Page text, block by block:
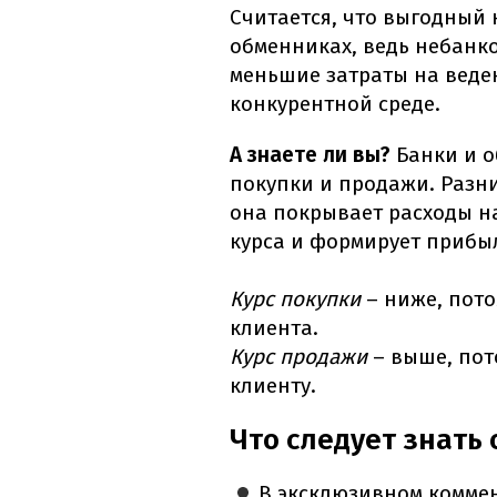
Считается, что
обменниках, ведь
меньшие затраты на
конкурентной среде.
А знаете ли вы? Банки и
покупки и продажи.
она покрывает расходы
курса и формирует
Курс покупки– ниже,
клиента.
Курс продажи– выше,
клиенту.
Что следует